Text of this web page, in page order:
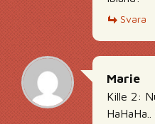
Svara
Marie
Kille 2: